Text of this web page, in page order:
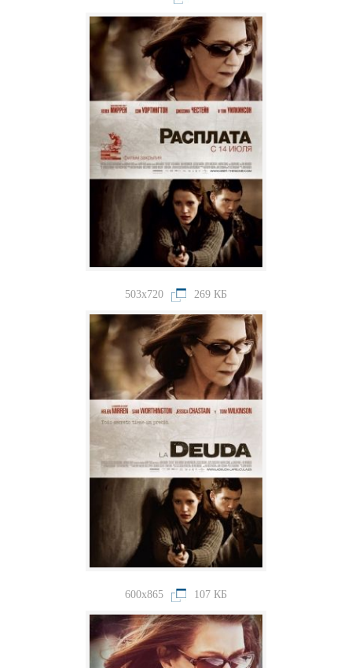
503x720 269 КБ
600x865 107 КБ